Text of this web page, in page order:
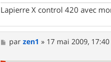
Lapierre X control 420 avec
M
e
parzen1 » 17 mai 2009, 17:40